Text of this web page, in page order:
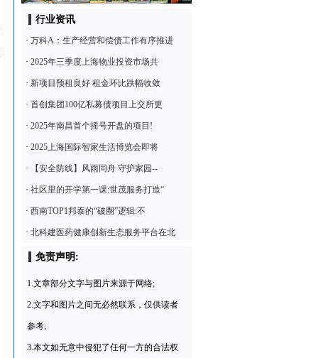
行业资讯
· 万科A：生产经营和偿债工作有序推进
· 2025年三季度上海物业投资市场共
· 新项目预租良好 租金环比跌幅收敛
· 首创集团100亿私募债项目上交所更
· 2025年南昌首个摇号开盘的项目!
· 2025上海国际智家生活博览会即将
· 【安全防线】风雨同舟 守护家园--
· 社区里的开学第一课:世茂服务打造“
· 西南TOP1邦泰的“破圈”逻辑:不
· 北科建医药健康创新生态服务平台在北
免责声明:
1.文章部分文字与图片来源于网络;
2.文字和图片之间无必然联系，仅供读者
参考;
3.本文如无意中侵犯了任何一方的合法权